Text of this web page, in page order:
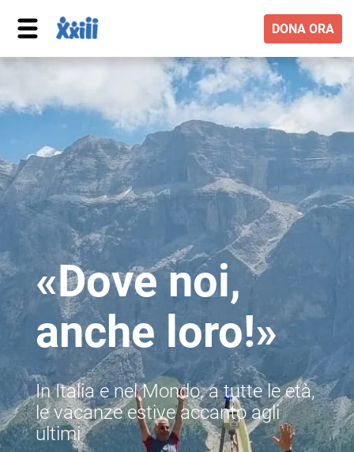
DONA ORA
«Dove noi,
anche loro!»
In Italia e nel Mondo, a tutte le età,
le vacanze estive accanto agli
ultimi